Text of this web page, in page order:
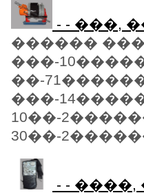
- - ���,
������
���-
��-
���-
10��-
30��-
- -